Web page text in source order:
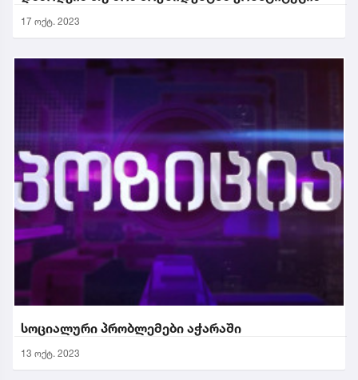
17 ოქტ. 2023
სოციალური პრობლემები აჭარაში
13 ოქტ. 2023